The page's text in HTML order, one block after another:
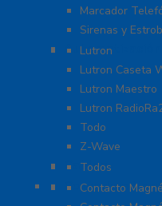
Marcador
Sirenas y
Lutron
Lutron Caseta
Lutron Maestro
Lutron
Todo
Z-Wave
Cables
Todos
Contactos
Contacto